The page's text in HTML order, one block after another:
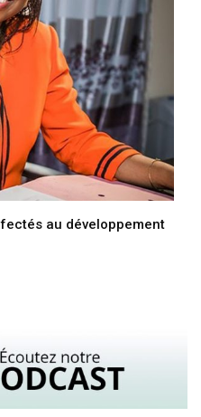
au développement